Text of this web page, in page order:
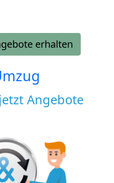
erhalten
Angebote